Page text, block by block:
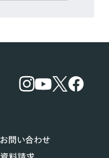
お問い合わせ